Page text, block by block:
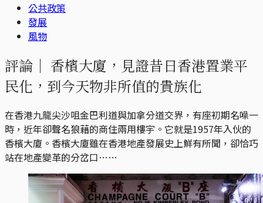
公共政策
發展
風物
評論｜ 香檳大廈，見證昔日香港置業平
民化，到今天物非所值的貴族化
在香港九龍尖沙咀金巴利道與加拿分道交界，有座初期名噪一
時，近年卻聲名狼藉的商住兩用樓宇。它就是1957年入伙的
香檳大廈。香檳大廈雖在香港地產發展史上鮮有所聞，卻恰巧
站在地產變革的分岔口……